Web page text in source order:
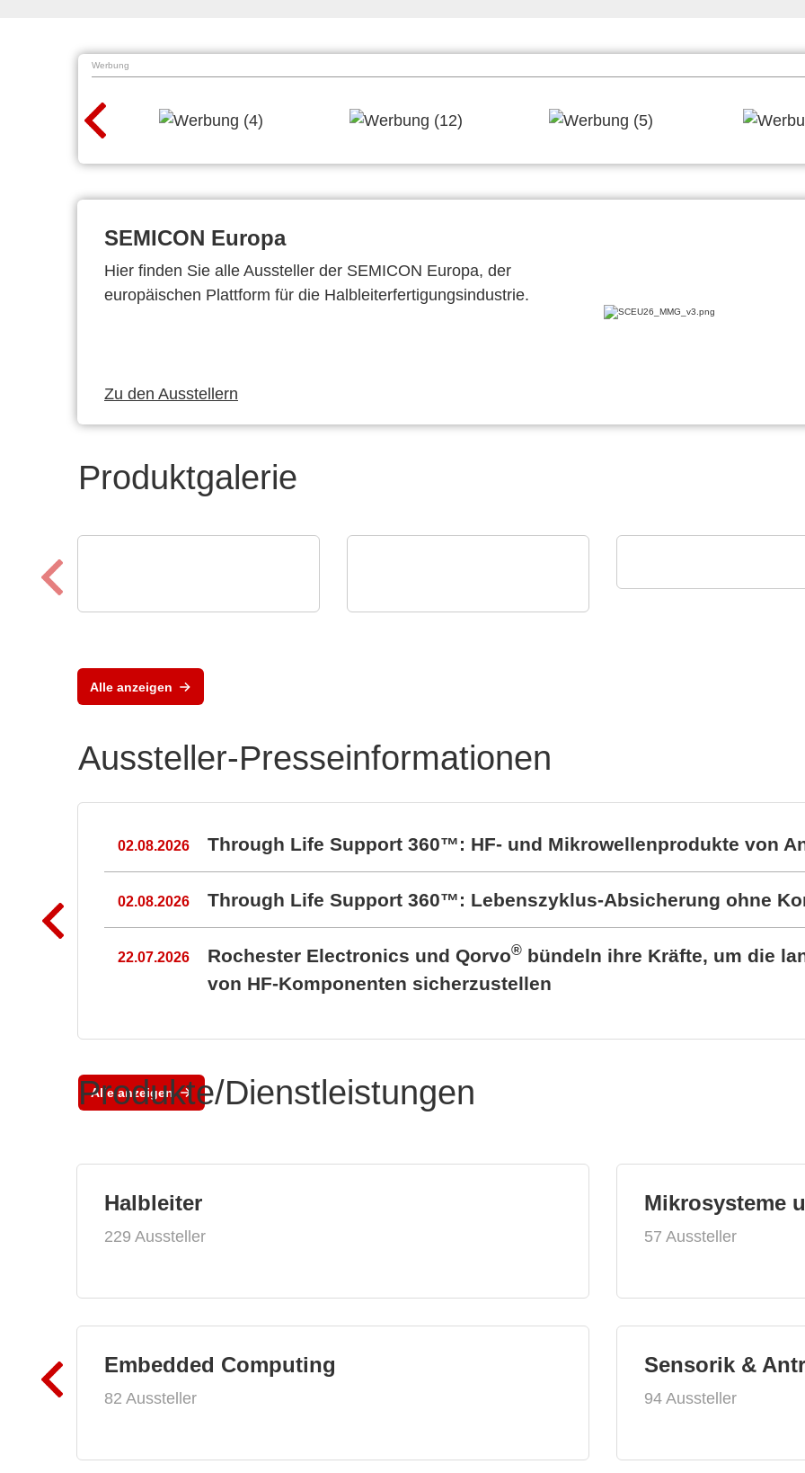
Werbung
SEMICON Europa
Hier finden Sie alle Aussteller der SEMICON Europa, der
europäischen Plattform für die Halbleiterfertigungsindustrie.
Zu den Ausstellern
Produktgalerie
Discrete Solutions
Alle anzeigen
Aussteller-Presseinformationen
02.08.2026 Through Life Support 360™: HF- und Mikrowellenprodukte von
02.08.2026 Through Life Support 360™: Lebenszyklus-Absicherung ohne
22.07.2026 Rochester Electronics und Qorvo® bündeln ihre Kräfte, um die
von HF-Komponenten sicherzustellen
Alle anzeigen
Produkte/Dienstleistungen
Halbleiter
229 Aussteller
Embedded Computing
82 Aussteller
Mikrosysteme
57 Aussteller
Sensorik &
94 Aussteller